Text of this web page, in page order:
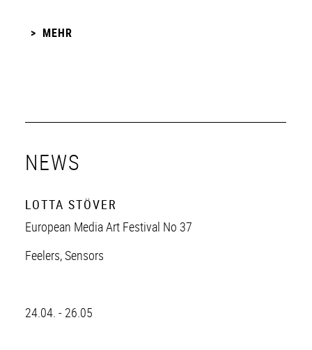
MEHR
NEWS
LOTTA STÖVER
European Media Art Festival No 37
Feelers, Sensors
24.04. - 26.05